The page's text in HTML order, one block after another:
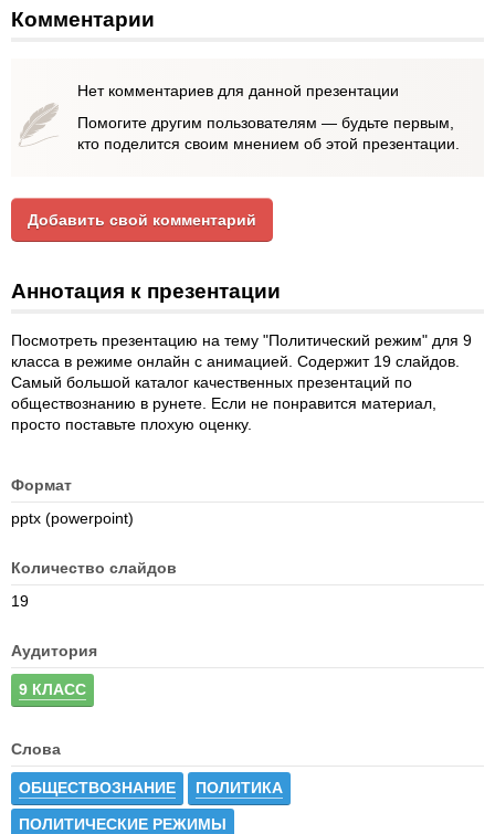
Комментарии
Нет комментариев для данной презентации
Помогите другим пользователям — будьте первым,
кто поделится своим мнением об этой презентации.
Добавить свой комментарий
Аннотация к презентации
Посмотреть презентацию на тему "Политический режим" для 9
класса в режиме онлайн с анимацией. Содержит 19 слайдов.
Самый большой каталог качественных презентаций по
обществознанию в рунете. Если не понравится материал,
просто поставьте плохую оценку.
Формат
pptx (powerpoint)
Количество слайдов
19
Аудитория
9 КЛАСС
Слова
ОБЩЕСТВОЗНАНИЕ ПОЛИТИКА
ПОЛИТИЧЕСКИЕ РЕЖИМЫ